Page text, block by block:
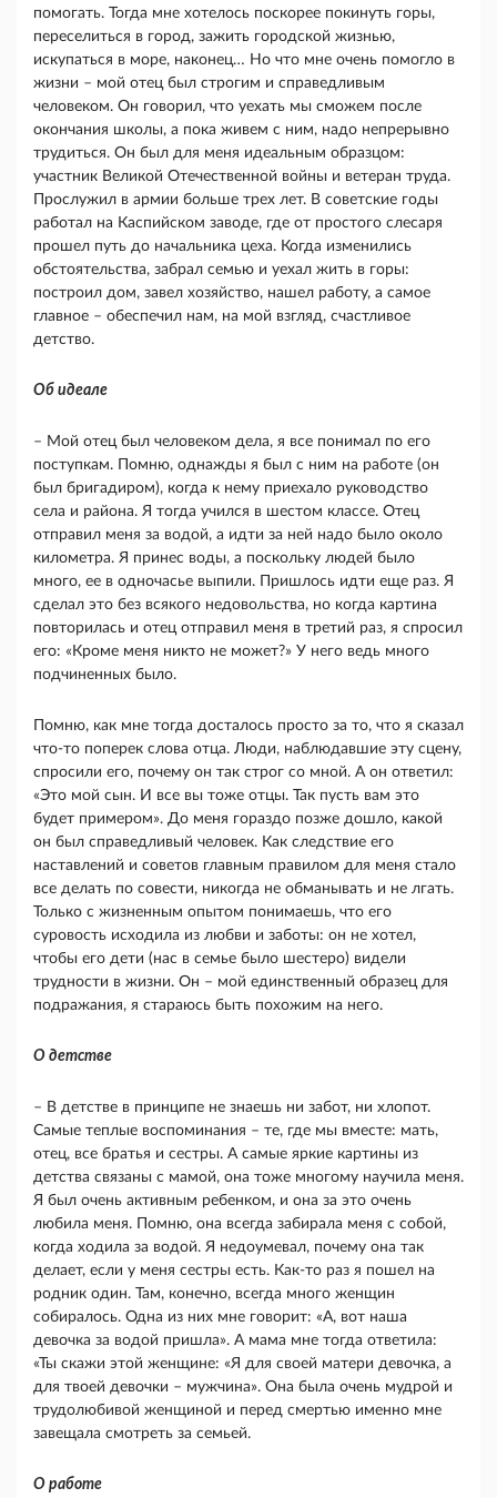
помогать. Тогда мне хотелось поскорее покинуть горы,
переселиться в город, зажить городской жизнью,
искупаться в море, наконец… Но что мне очень помогло в
жизни – мой отец был строгим и справедливым
человеком. Он говорил, что уехать мы сможем после
окончания школы, а пока живем с ним, надо непрерывно
трудиться. Он был для меня идеальным образцом:
участник Великой Отечественной войны и ветеран труда.
Прослужил в армии больше трех лет. В советские годы
работал на Каспийском заводе, где от простого слесаря
прошел путь до начальника цеха. Когда изменились
обстоятельства, забрал семью и уехал жить в горы:
построил дом, завел хозяйство, нашел работу, а самое
главное – обеспечил нам, на мой взгляд, счастливое
детство.
Об идеале
– Мой отец был человеком дела, я все понимал по его
поступкам. Помню, однажды я был с ним на работе (он
был бригадиром), когда к нему приехало руководство
села и района. Я тогда учился в шестом классе. Отец
отправил меня за водой, а идти за ней надо было около
километра. Я принес воды, а поскольку людей было
много, ее в одночасье выпили. Пришлось идти еще раз. Я
сделал это без всякого недовольства, но когда картина
повторилась и отец отправил меня в третий раз, я спросил
его: «Кроме меня никто не может?» У него ведь много
подчиненных было.
Помню, как мне тогда досталось просто за то, что я сказал
что-то поперек слова отца. Люди, наблюдавшие эту сцену,
спросили его, почему он так строг со мной. А он ответил:
«Это мой сын. И все вы тоже отцы. Так пусть вам это
будет примером». До меня гораздо позже дошло, какой
он был справедливый человек. Как следствие его
наставлений и советов главным правилом для меня стало
все делать по совести, никогда не обманывать и не лгать.
Только с жизненным опытом понимаешь, что его
суровость исходила из любви и заботы: он не хотел,
чтобы его дети (нас в семье было шестеро) видели
трудности в жизни. Он – мой единственный образец для
подражания, я стараюсь быть похожим на него.
О детстве
– В детстве в принципе не знаешь ни забот, ни хлопот.
Самые теплые воспоминания – те, где мы вместе: мать,
отец, все братья и сестры. А самые яркие картины из
детства связаны с мамой, она тоже многому научила меня.
Я был очень активным ребенком, и она за это очень
любила меня. Помню, она всегда забирала меня с собой,
когда ходила за водой. Я недоумевал, почему она так
делает, если у меня сестры есть. Как-то раз я пошел на
родник один. Там, конечно, всегда много женщин
собиралось. Одна из них мне говорит: «А, вот наша
девочка за водой пришла». А мама мне тогда ответила:
«Ты скажи этой женщине: «Я для своей матери девочка, а
для твоей девочки – мужчина». Она была очень мудрой и
трудолюбивой женщиной и перед смертью именно мне
завещала смотреть за семьей.
О работе